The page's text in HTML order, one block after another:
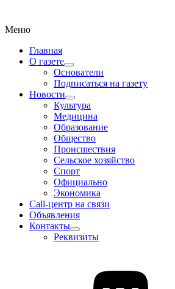
Меню
Главная
О газете
Основатели
Подписаться на газету
Новости
Культура
Медицина
Образование
Общество
Происшествия
Сельское хозяйство
Спорт
Официально
Экономика
Call-центр на связи
Объявления
Контакты
Реквизиты